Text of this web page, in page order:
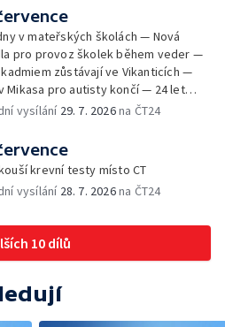
krve v transfuzních stanicích —
novému chodníku na Keprník —
shakespearovské léto
v mateřských školách — Nová
pro provoz školek během veder —
zůstávají ve Vikanticích —
Mikasa pro autisty končí — 24 let
za zapálení ženy — Kybernetický
chystá na festival — Nová
až na Slovensko — AI pomáhá
— Výběr ze sociálních sítí ČT
baletka Vlasta Pavelcová —
vysílání 29. 7. 2026na ČT24
krevní testy místo CT
vysílání 28. 7. 2026na ČT24
10 dílů